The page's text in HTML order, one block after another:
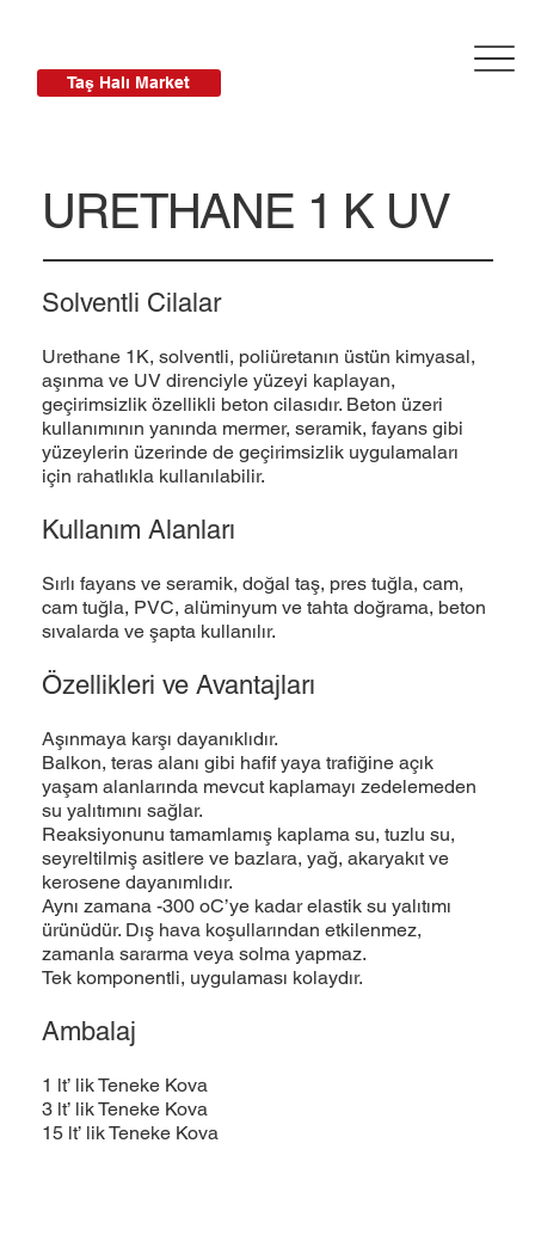
Taş Halı Market
URETHANE 1 K UV
Solventli Cilalar
Urethane 1K, solventli, poliüretanın üstün kimyasal,
aşınma ve UV direnciyle yüzeyi kaplayan,
geçirimsizlik özellikli beton cilasıdır. Beton üzeri
kullanımının yanında mermer, seramik, fayans gibi
yüzeylerin üzerinde de geçirimsizlik uygulamaları
için rahatlıkla kullanılabilir.
Kullanım Alanları
Sırlı fayans ve seramik, doğal taş, pres tuğla, cam,
cam tuğla, PVC, alüminyum ve tahta doğrama, beton
sıvalarda ve şapta kullanılır.
Özellikleri ve Avantajları
Aşınmaya karşı dayanıklıdır.
Balkon, teras alanı gibi haﬁf yaya traﬁğine açık
yaşam alanlarında mevcut kaplamayı zedelemeden
su yalıtımını sağlar.
Reaksiyonunu tamamlamış kaplama su, tuzlu su,
seyreltilmiş asitlere ve bazlara, yağ, akaryakıt ve
kerosene dayanımlıdır.
Aynı zamana -300 oC’ye kadar elastik su yalıtımı
ürünüdür. Dış hava koşullarından etkilenmez,
zamanla sararma veya solma yapmaz.
Tek komponentli, uygulaması kolaydır.
Ambalaj
1 lt’ lik Teneke Kova
3 lt’ lik Teneke Kova
15 lt’ lik Teneke Kova